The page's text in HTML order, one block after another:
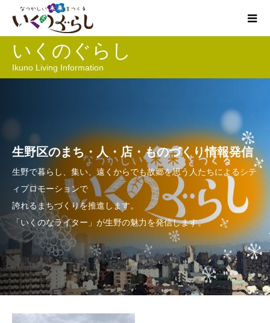
いくのぐらし
Ikuno Living Information
生野区のまち・人・店・ものづくり情報発信
生野で暮らし、集い、遠くからでも故郷を思う人たちによるシテ
ィプロモーションで
誇れるまちづくりを推進します。
「いくのなライター」が生野の魅力を発信します。